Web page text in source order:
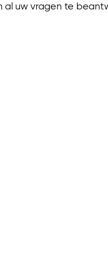
uw vragen te